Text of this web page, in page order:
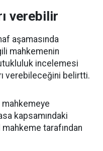
verebilir
aşamasında
mahkemenin
incelemesi
verebileceğini belirtti.
mahkemeye
kapsamındaki
tarafından